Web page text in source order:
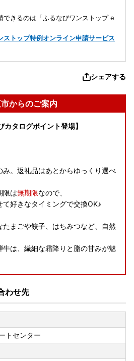
できるのは「ふるなびワンストップ e
ストップ特例オンライン申請サービス
シェアする
からのご案内
カタログポイント登場】
。返礼品はあとからゆっくり選べ
限は無期限なので、
好きなタイミングで交換OK♪
まごや餃子、はちみつなど、自然
は、繊細な霜降りと脂の甘みが魅
はなく「ふるなびカタログポイン
員登録（無料）が必要です。
わせ先
トセンター